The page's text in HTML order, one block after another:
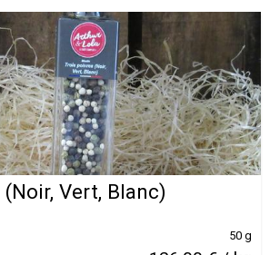
Vert, Blanc)
50 g